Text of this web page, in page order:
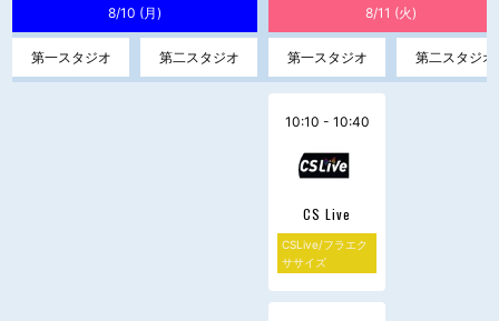
8/10 (月)
第一スタジオ 第二スタジオ
8/11 (火)
第一スタジオ 第二スタジオ
10:10 - 10:40
CS Live
CSLive/フラエク
ササイズ